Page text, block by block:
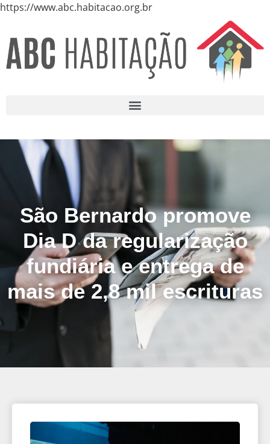
https://www.abc.habitacao.org.br
São Bernardo promove
Dia D da regularização
fundiária e entrega de
mais de 2,8 mil escrituras